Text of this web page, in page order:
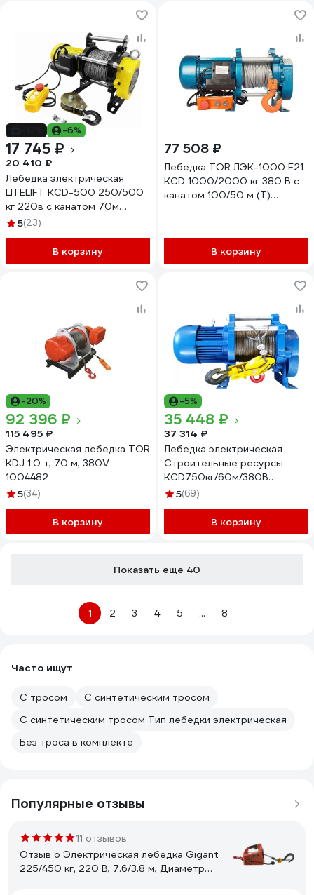
-6%
17 745 ₽
20 410 ₽
Лебедка электрическая
LITELIFT KCD-500 250/500
кг 220в с канатом 70м
kcd50070m220
5(23)
В корзину
77 508 ₽
Лебедка TOR ЛЭК-1000 E21
KCD 1000/2000 кг 380 В с
канатом 100/50 м (T)
В корзину
-20%
92 396 ₽
115 495 ₽
Электрическая лебедка TOR
KDJ 1.0 т, 70 м, 380V
1004482
5(34)
В корзину
-5%
35 448 ₽
37 314 ₽
Лебедка электрическая
Строительные ресурсы
KCD750кг/60м/380В
7506038
5(69)
В корзину
Показать еще 40
1 2 3 4 5 ... 8
Часто ищут
С тросом
С синтетическим тросом
С синтетическим тросом Тип лебедки электрическая
Без троса в комплекте
Популярные отзывы
11 отзывов
Отзыв о Электрическая лебедка Gigant
225/450 кг, 220 В, 7.6/3.8 м, Диаметр